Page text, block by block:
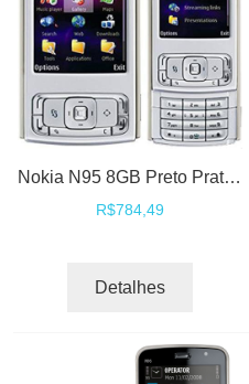
Nokia N95 8GB Preto Prata GSM Wi-Fi 3G GPS 5.0MP MP3 Rádio FM - Desbloqueado
R$784,49
Detalhes